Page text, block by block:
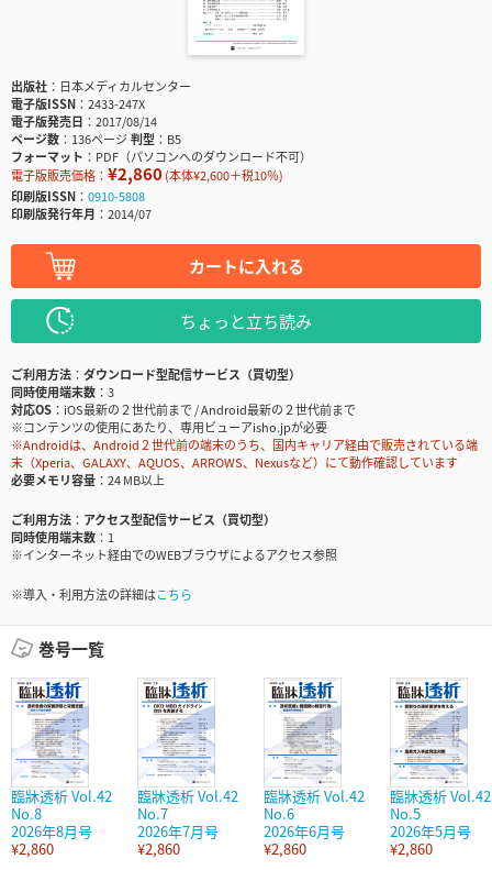
出版社
日本メディカルセンター
電子版ISSN
2433-247X
電子版発売日
2017/08/14
ページ数
136ページ判型
B5
フォーマット
PDF（パソコンへのダウンロード不可）
電子版販売価格： ¥2,860(本体¥2,600＋税10％)
印刷版ISSN
0910-5808
印刷版発行年月
2014/07
カートに入れる
ちょっと立ち読み
ご利用方法
ダウンロード型配信サービス（買切型）
同時使用端末数
3
対応OS
iOS最新の２世代前まで / Android最新の２世代前まで
※コンテンツの使用にあたり、専用ビューアisho.jpが必要
※Androidは、Android２世代前の端末のうち、国内キャリア経由で販売されている端
末（Xperia、GALAXY、AQUOS、ARROWS、Nexusなど）にて動作確認しています
必要メモリ容量
24 MB以上
ご利用方法
アクセス型配信サービス（買切型）
同時使用端末数
1
※インターネット経由でのWEBブラウザによるアクセス参照
※導入・利用方法の詳細はこちら
巻号一覧
臨牀透析 Vol.42
No.8
2026年8月号
¥2,860
臨牀透析 Vol.42
No.7
2026年7月号
¥2,860
臨牀透析 Vol.42
No.6
2026年6月号
¥2,860
臨牀透析 Vol.42
No.5
2026年5月号
¥2,860